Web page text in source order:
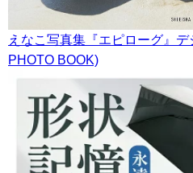
えなこ写真集『エピローグ』
PHOTO BOOK)